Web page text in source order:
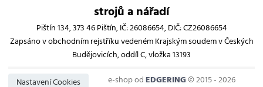
strojů a nářadí
Pištín 134, 373 46 Pištín, IČ: 26086654, DIČ: CZ26086654
Zapsáno v obchodním rejstříku vedeném Krajským soudem v Českých
Budějovicích, oddíl C, vložka 13193
Nastavení Cookies e-shop odEDGERING© 2015 - 2026